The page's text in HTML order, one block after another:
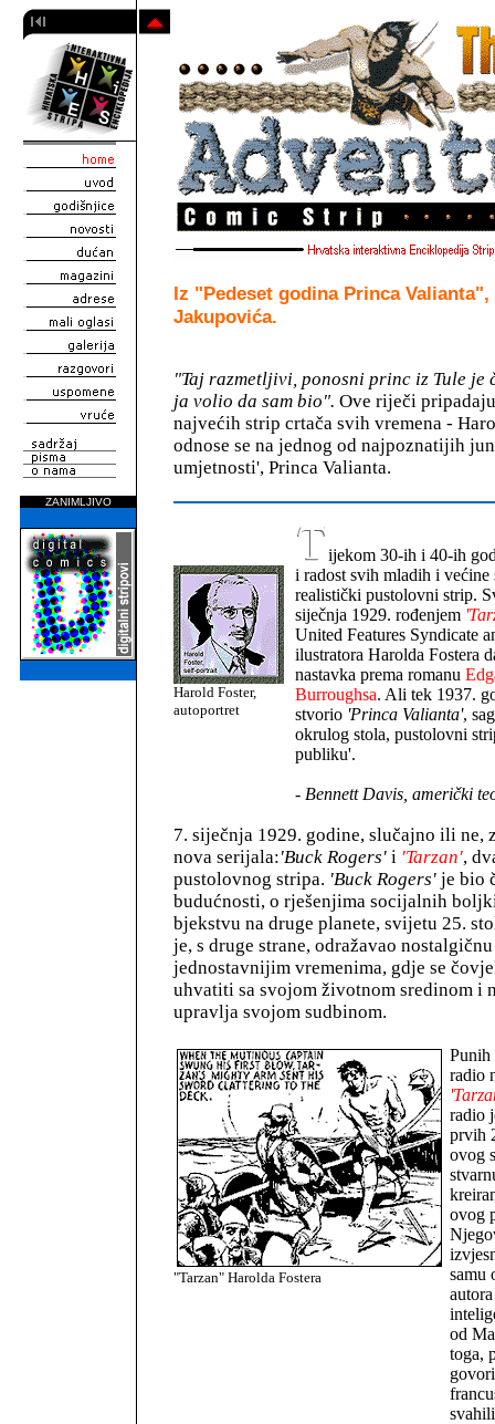
ZANIMLJIVO
Iz "Pedeset godina Princa Valianta",
Jakupovića.
"Taj razmetljivi, ponosni princ iz Tule je
ja volio da sam bio". Ove riječi
najvećih strip crtača svih vremena -
odnose se na jednog od najpoznatijih
umjetnosti', Princa Valianta.
Harold Foster,
autoportret
ijekom 30-ih i 40-ih
i radost svih mladih i većine
realistički pustolovni strip.
siječnja 1929. rođenjem
United Features Syndicate
ilustratora Harolda Fostera
nastavka prema romanu
Burroughsa. Ali tek 1937.
stvorio 'Princa Valianta',
okrulog stola, pustolovni
publiku'.
- Bennett Davis, američki
7. siječnja 1929. godine, slučajno ili ne,
nova serijala:'Buck Rogers' i 'Tarzan',
pustolovnog stripa. 'Buck Rogers' je bio
budućnosti, o rješenjima socijalnih
bjekstvu na druge planete, svijetu 25.
je, s druge strane, odražavao
jednostavnijim vremenima, gdje se
uhvatiti sa svojom životnom sredinom i
upravlja svojom sudbinom.
"Tarzan" Harolda Fostera
Punih
radio
radio
prvih
ovog
ovog
samu
od
toga,